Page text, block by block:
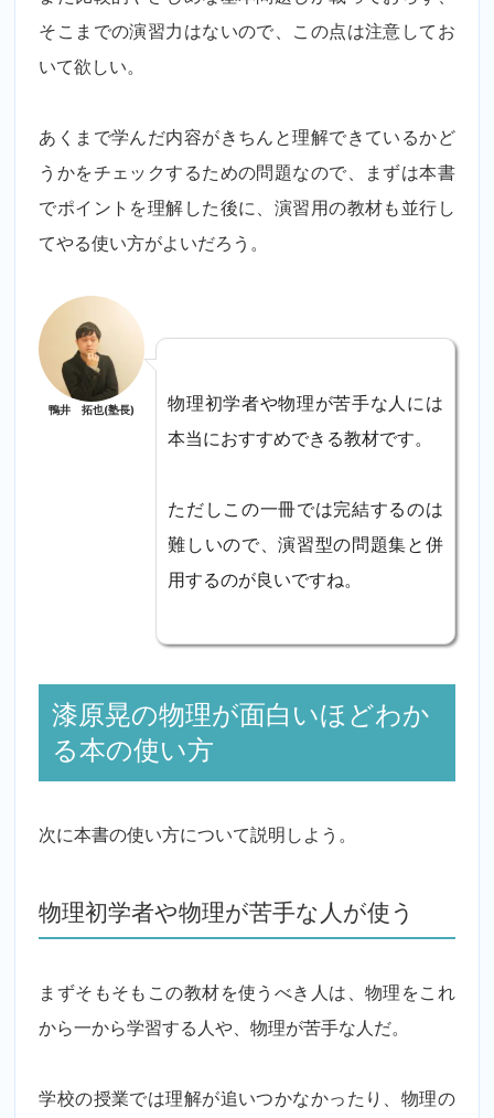
そこまでの演習力はないので、この点は注意してお
いて欲しい。
あくまで学んだ内容がきちんと理解できているかど
うかをチェックするための問題なので、まずは本書
でポイントを理解した後に、演習用の教材も並行し
てやる使い方がよいだろう。
鴨井 拓也(塾長)
物理初学者や物理が苦手な人には
本当におすすめできる教材です。
ただしこの一冊では完結するのは
難しいので、演習型の問題集と併
用するのが良いですね。
漆原晃の物理が面白いほどわか
る本の使い方
次に本書の使い方について説明しよう。
物理初学者や物理が苦手な人が使う
まずそもそもこの教材を使うべき人は、物理をこれ
から一から学習する人や、物理が苦手な人だ。
学校の授業では理解が追いつかなかったり、物理の